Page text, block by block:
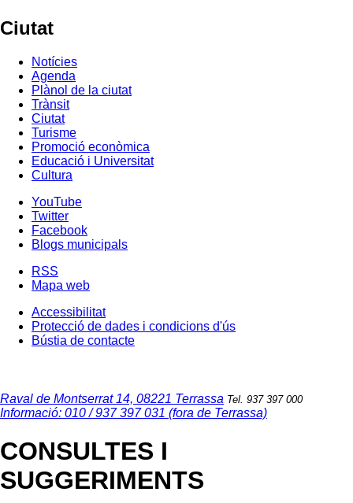
Ciutat
Notícies
Agenda
Plànol de la ciutat
Trànsit
Ciutat
Turisme
Promoció econòmica
Educació i Universitat
Cultura
YouTube
Twitter
Facebook
Blogs municipals
RSS
Mapa web
Accessibilitat
Protecció de dades i condicions d'ús
Bústia de contacte
Raval de Montserrat 14, 08221 Terrassa Tel. 937 397 000
Informació: 010 / 937 397 031 (fora de Terrassa)
CONSULTES I
SUGGERIMENTS